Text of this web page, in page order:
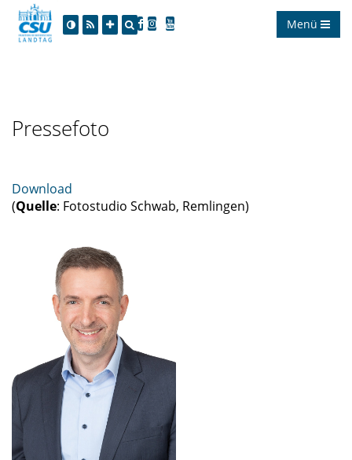
Menü
Pressefoto
Download
(Quelle: Fotostudio Schwab, Remlingen)